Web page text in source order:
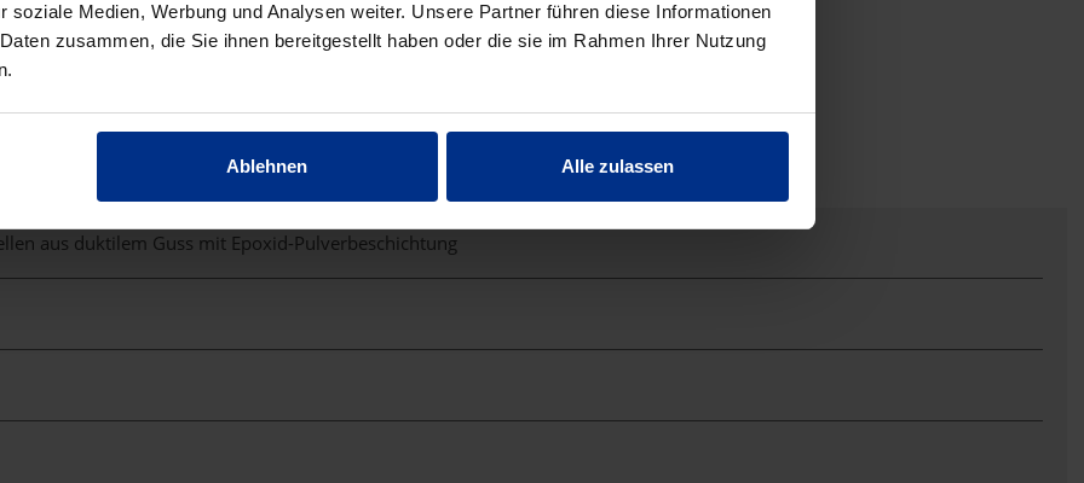
soziale Medien, Werbung und Analysen weiter. Unsere Partner führen diese Informationen
zusammen, die Sie ihnen bereitgestellt haben oder die sie im Rahmen Ihrer Nutzung
Ablehnen Alle zulassen
aus duktilem Guss mit Epoxid-Pulverbeschichtung